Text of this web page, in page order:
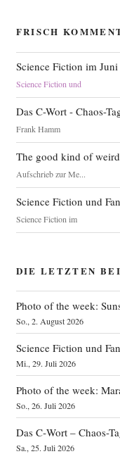
FRISCH
Science Fiction im
Science Fiction und
Das C-Wort - Chaos-
Frank Hamm
The good kind of
Aufschrieb zur Me...
Science Fiction und
Science Fiction im
DIE LETZTEN
Photo of the week:
So., 2. August 2026
Science Fiction und
Mi., 29. Juli 2026
Photo of the week:
So., 26. Juli 2026
Das C‑Wort – Chaos-
Sa., 25. Juli 2026